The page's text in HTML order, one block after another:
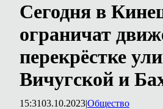
Сегодня в
ограничат
перекрёстке
Вичугской и
15:3103.10.2023|Общество